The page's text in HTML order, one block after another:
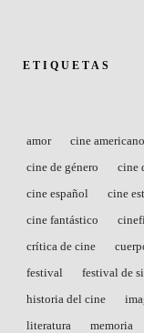
ETIQUETAS
amor cine americano
cine de género
cine
cine español
cine
cine fantástico
crítica de cine
festival
festival de
historia del cine
literatura
memoria